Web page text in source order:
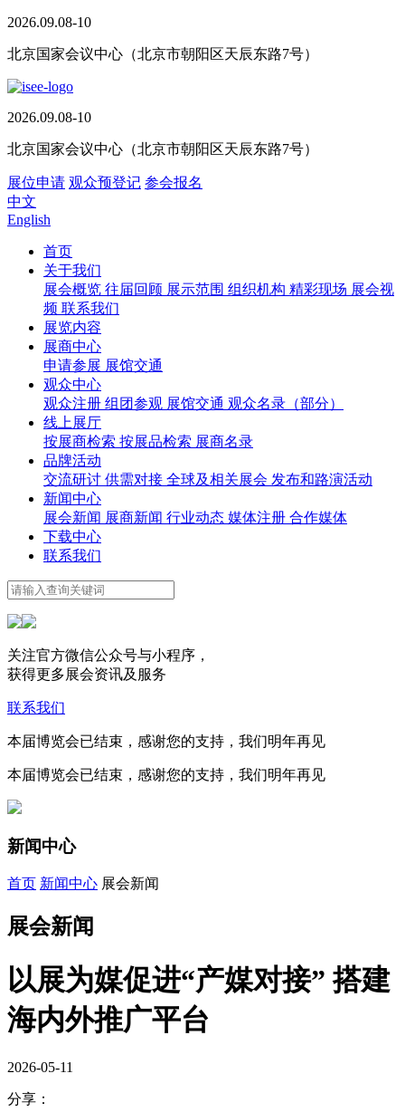
2026.09.08-10
北京国家会议中心（北京市朝阳区天辰东路7号）
2026.09.08-10
北京国家会议中心（北京市朝阳区天辰东路7号）
展位申请 观众预登记 参会报名
中文
English
首页
关于我们
展会概览 往届回顾 展示范围 组织机构 精彩现场 展会视
频 联系我们
展览内容
展商中心
申请参展 展馆交通
观众中心
观众注册 组团参观 展馆交通 观众名录（部分）
线上展厅
按展商检索 按展品检索 展商名录
品牌活动
交流研讨 供需对接 全球及相关展会 发布和路演活动
新闻中心
展会新闻 展商新闻 行业动态 媒体注册 合作媒体
下载中心
联系我们
关注官方微信公众号与小程序，
获得更多展会资讯及服务
联系我们
本届博览会已结束，感谢您的支持，我们明年再见
本届博览会已结束，感谢您的支持，我们明年再见
新闻中心
首页 新闻中心 展会新闻
展会新闻
以展为媒促进“产媒对接” 搭建
海内外推广平台
2026-05-11
分享：